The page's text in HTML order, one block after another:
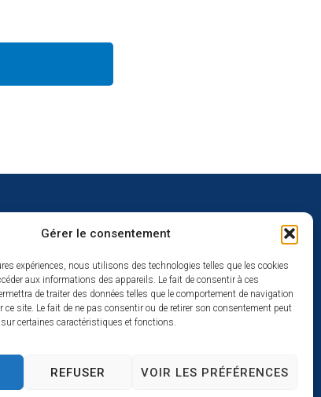
Gérer le consentement
expériences, nous utilisons des technologies telles que les cookies
aux informations des appareils. Le fait de consentir à ces
de traiter des données telles que le comportement de navigation
site. Le fait de ne pas consentir ou de retirer son consentement peut
certaines caractéristiques et fonctions.
REFUSER VOIR LES PRÉFÉRENCES